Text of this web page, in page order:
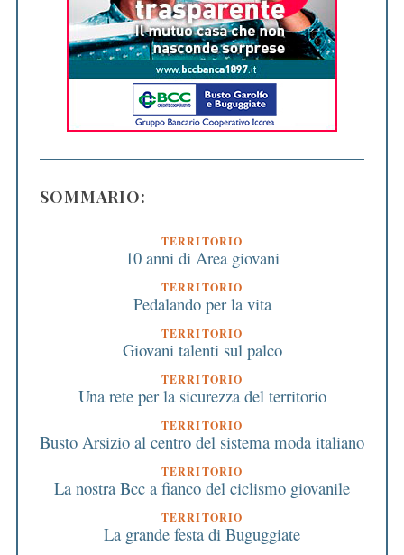
SOMMARIO:
TERRITORIO
10 anni di Area giovani
TERRITORIO
Pedalando per la vita
TERRITORIO
Giovani talenti sul palco
TERRITORIO
Una rete per la sicurezza del territorio
TERRITORIO
Busto Arsizio al centro del sistema moda italiano
TERRITORIO
La nostra Bcc a fianco del ciclismo giovanile
TERRITORIO
La grande festa di Buguggiate